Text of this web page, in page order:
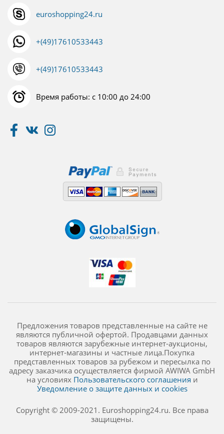
euroshopping24.ru
+(49)17610533443
+(49)17610533443
Время работы: с 10:00 до 24:00
Предложения товаров представленные на сайте не
являются публичной офертой. Продавцами данных
товаров являются зарубежные интернет-аукционы,
интернет-магазины и частные лица.Покупка
представленных товаров за рубежом и пересылка по
адресу заказчика осуществляется фирмой AWIWA GmbH
на условиях Пользовательского соглашения и
Уведомление о защите данных и cookies
Copyright © 2009-2021. Euroshopping24.ru. Все права
защищены.